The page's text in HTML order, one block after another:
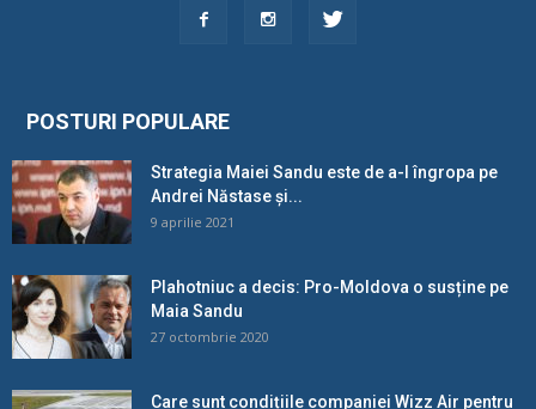
POSTURI POPULARE
Strategia Maiei Sandu este de a-l îngropa pe
Andrei Năstase și...
9 aprilie 2021
Plahotniuc a decis: Pro-Moldova o susține pe
Maia Sandu
27 octombrie 2020
Care sunt condițiile companiei Wizz Air pentru